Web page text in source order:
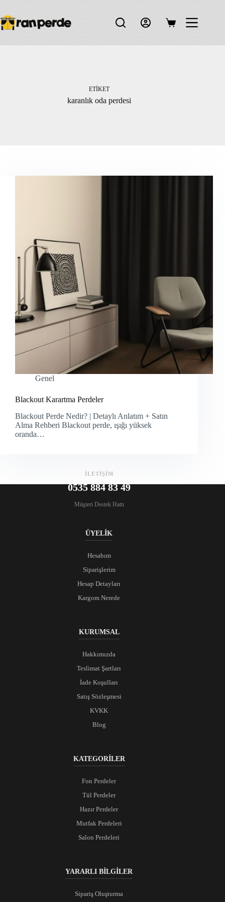
content
Shopping
ETIKET
karanlık oda perdesi
Genel
Blackout Karartma Perdeler
Blackout Perde Nedir? | Detaylı Anlatım + Satın
Alma Rehberi Blackout perde, ışığı yüksek
oranda…
İLETİŞİM
0535 884 83 49
Müşteri Destek Hattı
ÜYELİK
Hesabım
Siparişlerim
Hesap Detayları
Kargom Nerede
KURUMSAL
Hakkımızda
Teslimat Şartları
İade Koşulları
Satış Sözleşmesi
KVKK
Blog
KATEGORİLER
Fon Perdeler
Tül Perdeler
Hazır Perdeler
Mutfak Perdeleri
Salon Perdeleri
YARARLI BİLGİLER
Sipariş Oluşturma